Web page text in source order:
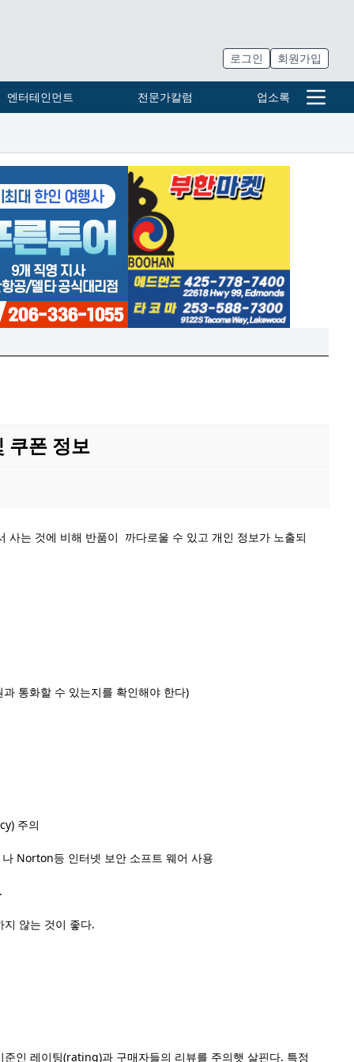
로그인 회원가입
엔터테인먼트 전문가칼럼 업소록
쿠폰 정보
사는 것에 비해 반품이 까다로울 수 있고 개인 정보가 노출되
통화할 수 있는지를 확인해야 한다)
주의
Norton등 인터넷 보안 소프트 웨어 사용
않는 것이 좋다.
준인 레이팅(rating)과 구매자들의 리뷰를 주의햇 살핀다. 특정